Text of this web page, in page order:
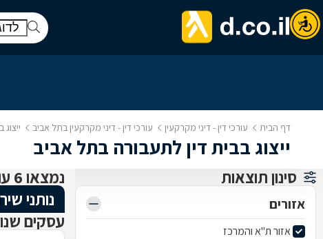
דף הבית עורכי דין - דיני מקרקעין עורכי דין - דיני מקרקעין בתל אביב
ייצוג בבית דין לתעבורה בתל אביב
סינון תוצאות
אזורים
אזור ת"א והמרכז
נמצאו 6 עורכי דין - דיני מקרקעין
נותני
עסקים